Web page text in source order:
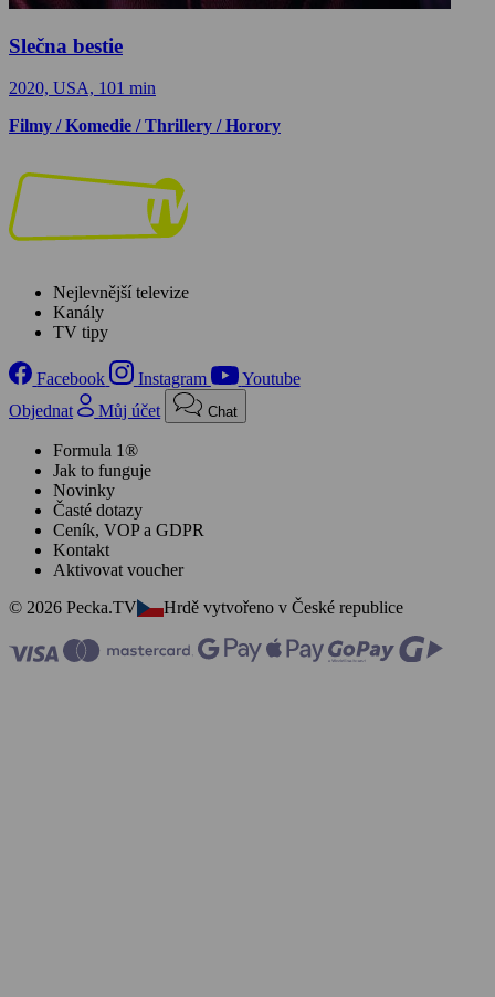
Slečna bestie
2020, USA, 101 min
Filmy / Komedie / Thrillery / Horory
Nejlevnější televize
Kanály
TV tipy
Facebook Instagram
Youtube
Objednat
Můj účet Chat
Formula 1®
Jak to funguje
Novinky
Časté dotazy
Ceník, VOP a GDPR
Kontakt
Aktivovat voucher
© 2026 Pecka.TV
Hrdě vytvořeno v České republice